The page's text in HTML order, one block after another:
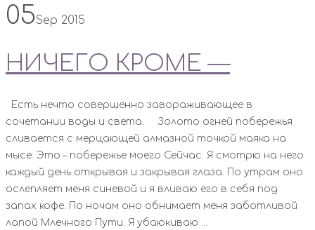
05Sep 2015
НИЧЕГО КРОМЕ —
Есть нечто совершенно завораживающее в
сочетании воды и света. Золото огней побережья
сливается с мерцающей алмазной точкой маяка на
мысе. Это – побережье моего Сейчас. Я смотрю на него
каждый день открывая и закрывая глаза. По утрам оно
ослепляет меня синевой и я вливаю его в себя под
запах кофе. По ночам оно обнимает меня заботливой
лапой Млечного Пути. Я убаюкиваю ...